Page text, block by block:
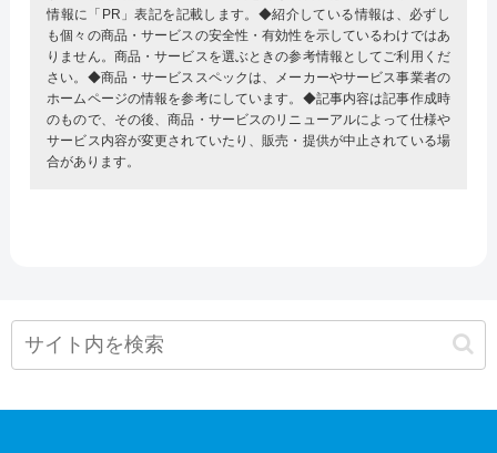
情報に「PR」表記を記載します。◆紹介している情報は、必ずし
も個々の商品・サービスの安全性・有効性を示しているわけではあ
りません。商品・サービスを選ぶときの参考情報としてご利用くだ
さい。◆商品・サービススペックは、メーカーやサービス事業者の
ホームページの情報を参考にしています。◆記事内容は記事作成時
のもので、その後、商品・サービスのリニューアルによって仕様や
サービス内容が変更されていたり、販売・提供が中止されている場
合があります。